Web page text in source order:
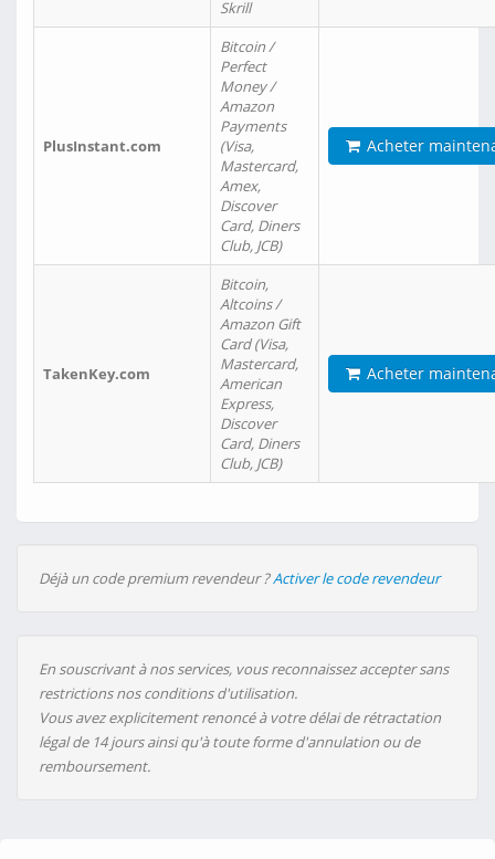
Skrill
PlusInstant.com
Bitcoin /
Perfect
Money /
Amazon
Payments
(Visa,
Mastercard,
Amex,
Discover
Card, Diners
Club, JCB)
Acheter
TakenKey.com
Bitcoin,
Altcoins /
Amazon Gift
Card (Visa,
Mastercard,
American
Express,
Discover
Card, Diners
Club, JCB)
Acheter
Déjà un code premium revendeur ?Activer le code revendeur
En souscrivant à nos services, vous reconnaissez accepter sans
restrictions nos conditions d'utilisation.
Vous avez explicitement renoncé à votre délai de rétractation
légal de 14 jours ainsi qu'à toute forme d'annulation ou de
remboursement.